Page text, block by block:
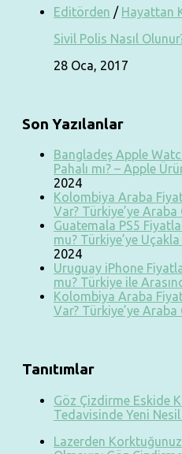
Editörden / Hayattan
Sivil Polis Nasıl
28 Oca, 2017
Son Yazılanlar
Bangladeş Apple
Pahalı mı? – Apple
2024
Kolombiya Araba
Var? Türkiye’ye
Guatemala PS5
mu? Türkiye’ye
2024
Uruguay iPhone
mu? Türkiye ile
Kolombiya Araba
Var? Türkiye’ye
Tanıtımlar
Göz Çizdirme Eskide
Tedavisinde Yeni
Lazerden